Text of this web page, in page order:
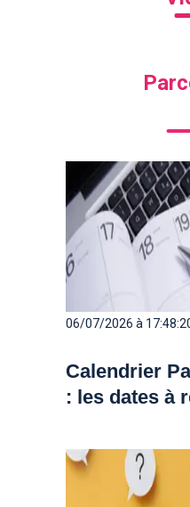
06/07/2026 à
Calendrier
: les dates à